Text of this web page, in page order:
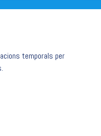
temporals per